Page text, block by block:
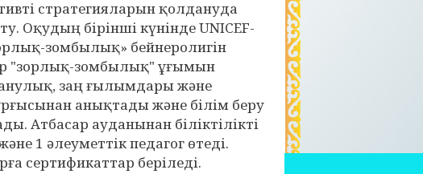
стратегияларын қолдануда
Оқудың бірінші күнінде UNICEF-
зомбылық» бейнеролигін
"зорлық-зомбылық" ұғымын
заң ғылымдары және
анықтады және білім беру
Атбасар ауданынан біліктілікті
1 әлеуметтік педагог өтеді.
сертификаттар беріледі.